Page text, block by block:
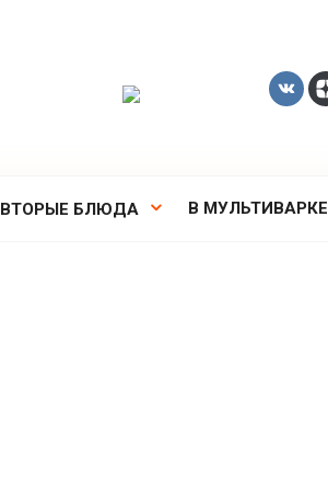
ВТОРЫЕ БЛЮДА В МУЛЬТИВАРКЕ